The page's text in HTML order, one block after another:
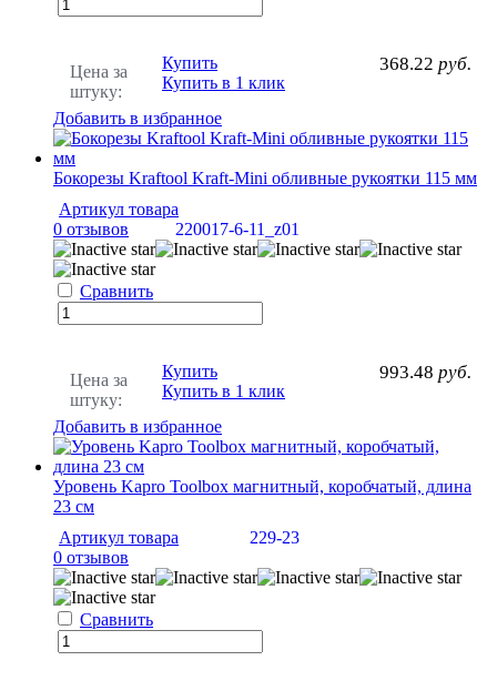
Цена за
штуку:
368.22 руб.
Купить
Купить в 1 клик
Добавить в избранное
Бокорезы Kraftool Kraft-Mini обливные рукоятки 115 мм
Артикул товара
220017-6-11_z01
0 отзывов
Сравнить
Цена за
штуку:
993.48 руб.
Купить
Купить в 1 клик
Добавить в избранное
Уровень Kapro Toolbox магнитный, коробчатый, длина
23 см
Артикул товара
229-23
0 отзывов
Сравнить